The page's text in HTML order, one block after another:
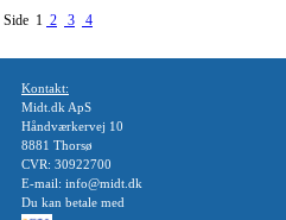
Side 1 2 3 4
Kontakt:
Midt.dk ApS
Håndværkervej 10
8881 Thorsø
CVR: 30922700
E-mail: info@midt.dk
Du kan betale med